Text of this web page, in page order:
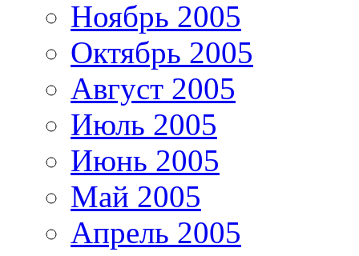
Ноябрь 2005
Октябрь 2005
Август 2005
Июль 2005
Июнь 2005
Май 2005
Апрель 2005